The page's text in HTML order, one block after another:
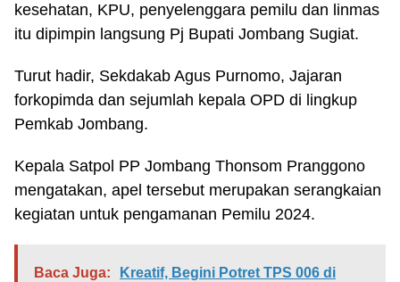
kesehatan, KPU, penyelenggara pemilu dan linmas
itu dipimpin langsung Pj Bupati Jombang Sugiat.
Turut hadir, Sekdakab Agus Purnomo, Jajaran
forkopimda dan sejumlah kepala OPD di lingkup
Pemkab Jombang.
Kepala Satpol PP Jombang Thonsom Pranggono
mengatakan, apel tersebut merupakan serangkaian
kegiatan untuk pengamanan Pemilu 2024.
Baca Juga:
Kreatif, Begini Potret TPS 006 di